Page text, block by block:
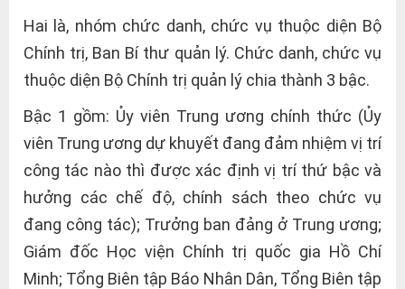
Hai là, nhóm chức danh, chức vụ thuộc diện Bộ
Chính trị, Ban Bí thư quản lý. Chức danh, chức vụ
thuộc diện Bộ Chính trị quản lý chia thành 3 bậc.
Bậc 1 gồm: Ủy viên Trung ương chính thức (Ủy
viên Trung ương dự khuyết đang đảm nhiệm vị trí
công tác nào thì được xác định vị trí thứ bậc và
hưởng các chế độ, chính sách theo chức vụ
đang công tác); Trưởng ban đảng ở Trung ương;
Giám đốc Học viện Chính trị quốc gia Hồ Chí
Minh; Tổng Biên tập Báo Nhân Dân, Tổng Biên tập